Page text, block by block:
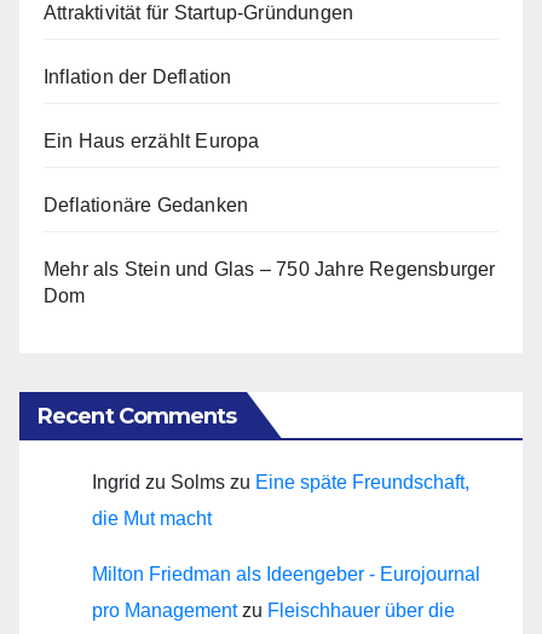
Attraktivität für Startup-Gründungen
Inflation der Deflation
Ein Haus erzählt Europa
Deflationäre Gedanken
Mehr als Stein und Glas – 750 Jahre Regensburger
Dom
Recent Comments
Ingrid zu Solms zu Eine späte Freundschaft,
die Mut macht
Milton Friedman als Ideengeber - Eurojournal
pro Managementzu Fleischhauer über die